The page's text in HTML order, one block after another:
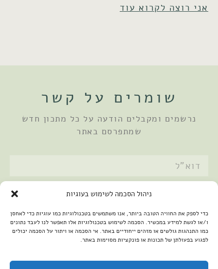
ניהול הסכמה לשימוש בעוגיות
כדי לספק את החוויה הטובה ביותר, אנו משתמשים בטכנולוגיות כמו עוגיות כדי לאחסן
ו/או לגשת למידע במכשיר. הסכמה לשימוש בטכנולוגיות אלו תאפשר לנו לעבד נתונים
כמו התנהגות גולשים או מזהים ייחודיים באתר. אי הסכמה או ויתור על הסכמה יכולים
לפגוע בפעולתן של תכונות או פונקציות מסוימות באתר.
אני רוצה לקרוא עוד
שומרים על קשר
נרשמים ומקבלים הודעה על כל מתכון חדש
שמתפרסם באתר
אני מאשר/ת אתמדיניות הפרטיות
שלחתי